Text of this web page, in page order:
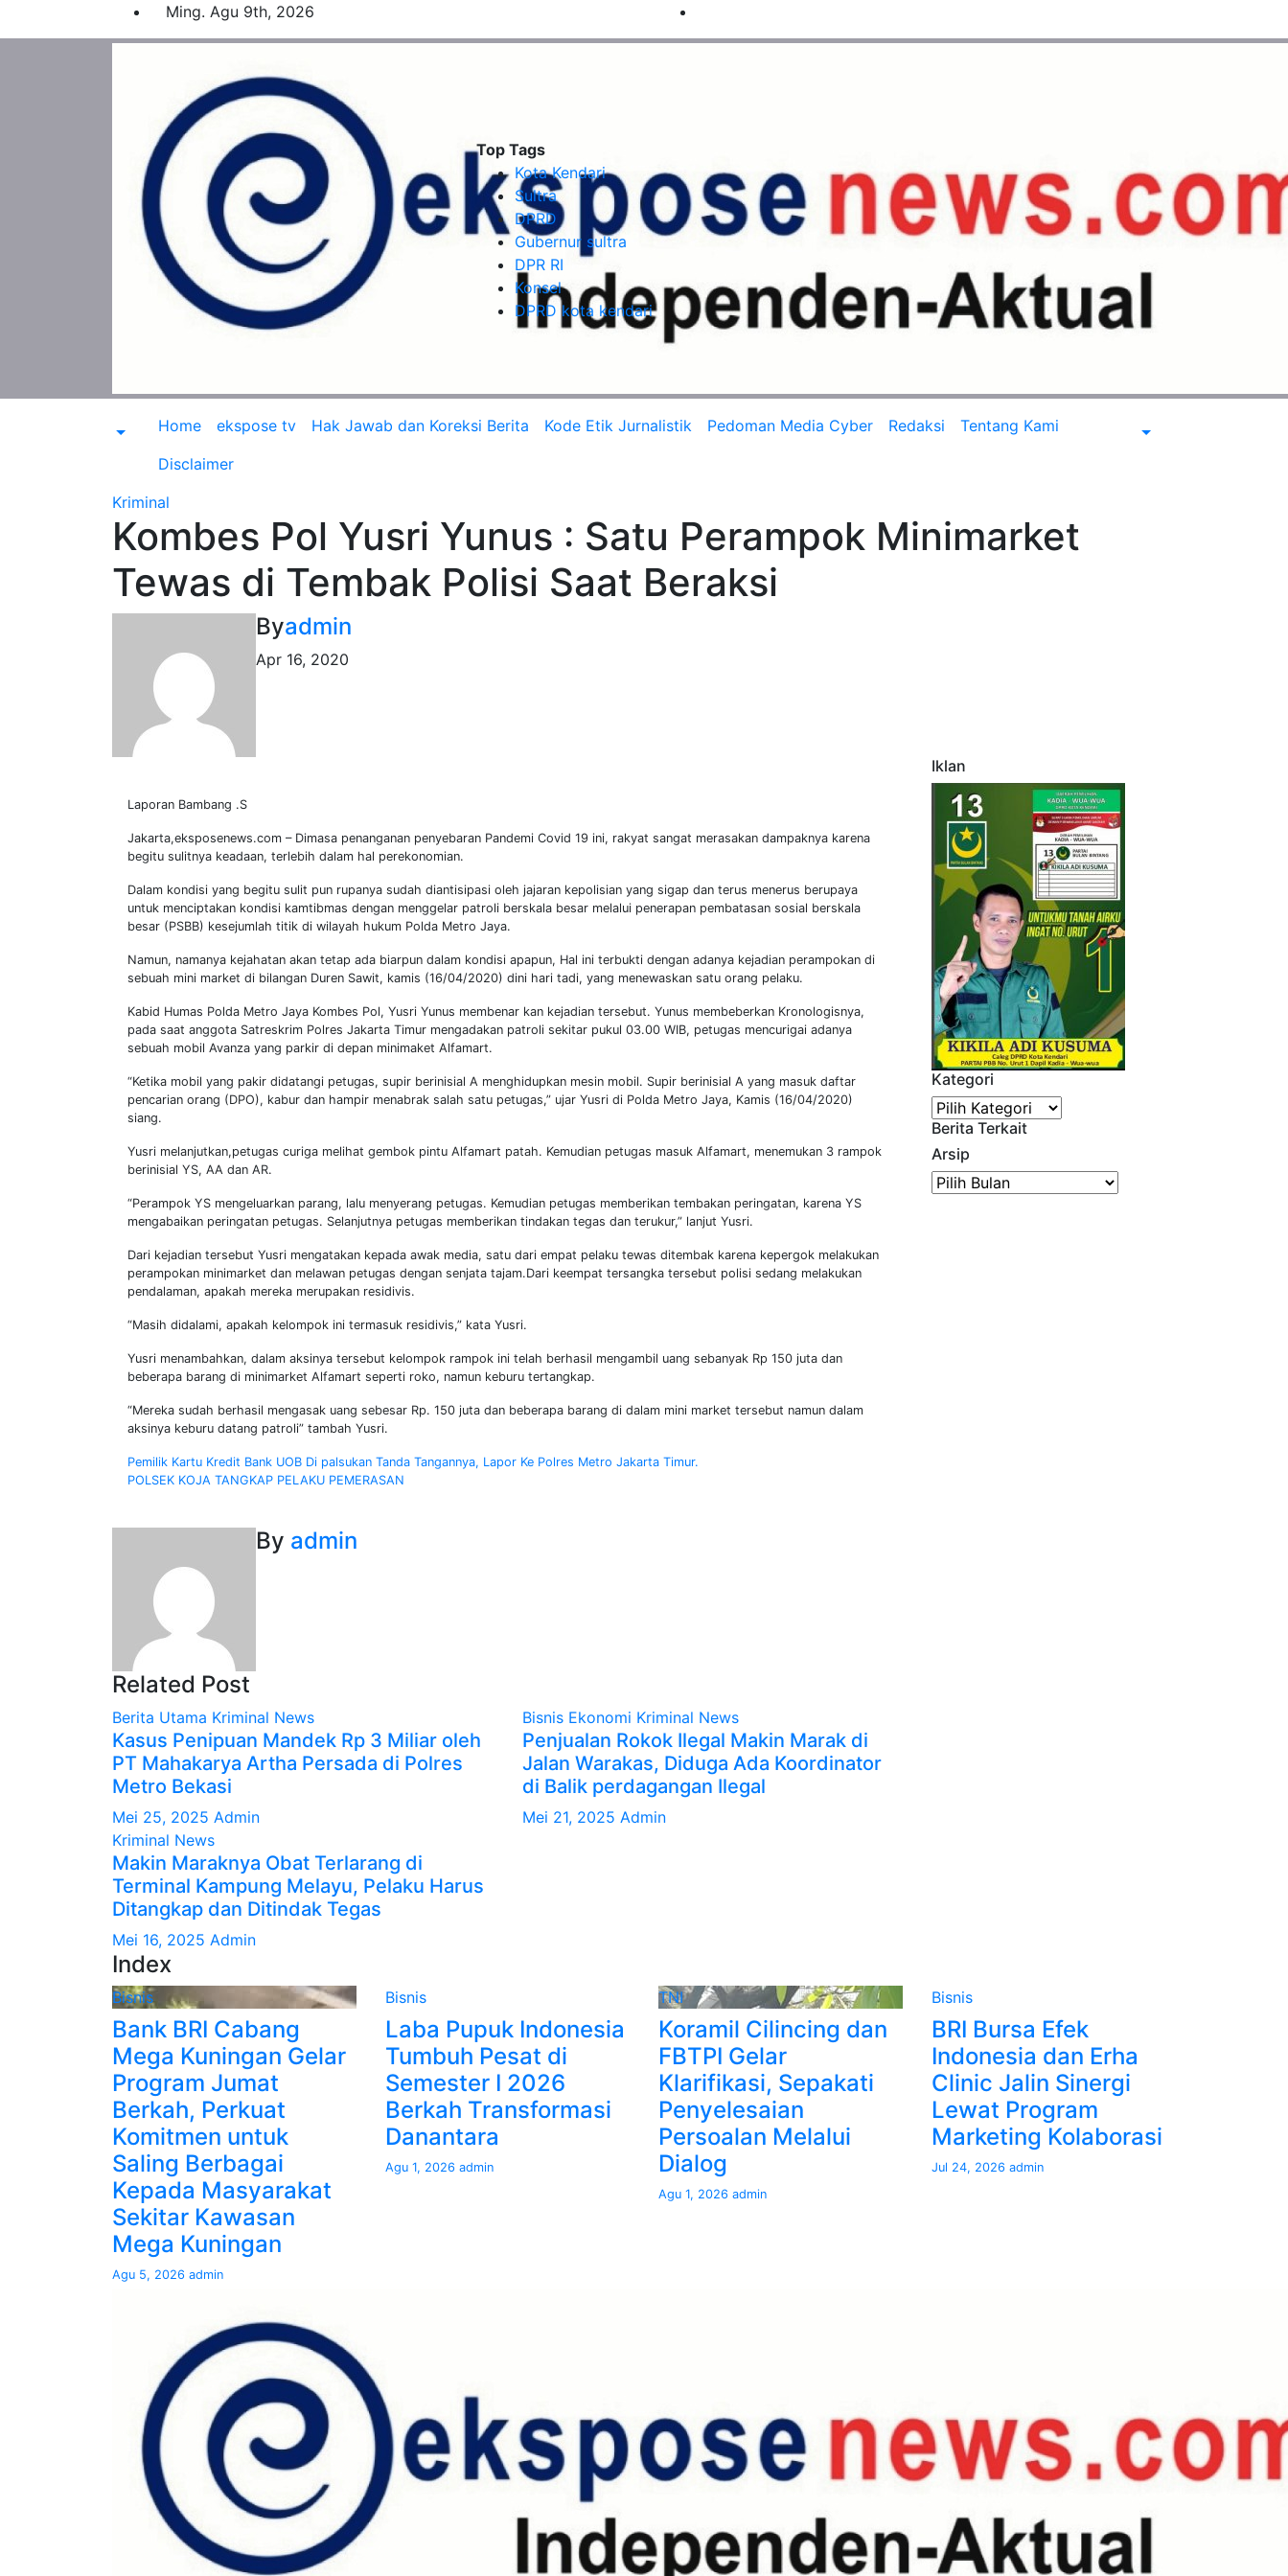
to
Ming. Agu 9th, 2026
Top Tags
Kota Kendari
Sultra
DPRD
Gubernur sultra
DPR RI
Konsel
DPRD kota kendari
Home ekspose tv Hak Jawab dan Koreksi Berita Kode Etik Jurnalistik Pedoman Media Cyber Redaksi
Tentang Kami
Disclaimer
Kriminal
Kombes Pol Yusri Yunus : Satu Perampok Minimarket
Tewas di Tembak Polisi Saat Beraksi
Byadmin
Apr 16, 2020
Laporan Bambang .S
Jakarta,eksposenews.com – Dimasa penanganan penyebaran Pandemi Covid 19 ini, rakyat sangat merasakan dampaknya karena
begitu sulitnya keadaan, terlebih dalam hal perekonomian.
Dalam kondisi yang begitu sulit pun rupanya sudah diantisipasi oleh jajaran kepolisian yang sigap dan terus menerus berupaya
untuk menciptakan kondisi kamtibmas dengan menggelar patroli berskala besar melalui penerapan pembatasan sosial berskala
besar (PSBB) kesejumlah titik di wilayah hukum Polda Metro Jaya.
Namun, namanya kejahatan akan tetap ada biarpun dalam kondisi apapun, Hal ini terbukti dengan adanya kejadian perampokan di
sebuah mini market di bilangan Duren Sawit, kamis (16/04/2020) dini hari tadi, yang menewaskan satu orang pelaku.
Kabid Humas Polda Metro Jaya Kombes Pol, Yusri Yunus membenar kan kejadian tersebut. Yunus membeberkan Kronologisnya,
pada saat anggota Satreskrim Polres Jakarta Timur mengadakan patroli sekitar pukul 03.00 WIB, petugas mencurigai adanya
sebuah mobil Avanza yang parkir di depan minimaket Alfamart.
“Ketika mobil yang pakir didatangi petugas, supir berinisial A menghidupkan mesin mobil. Supir berinisial A yang masuk daftar
pencarian orang (DPO), kabur dan hampir menabrak salah satu petugas,” ujar Yusri di Polda Metro Jaya, Kamis (16/04/2020)
siang.
Yusri melanjutkan,petugas curiga melihat gembok pintu Alfamart patah. Kemudian petugas masuk Alfamart, menemukan 3 rampok
berinisial YS, AA dan AR.
“Perampok YS mengeluarkan parang, lalu menyerang petugas. Kemudian petugas memberikan tembakan peringatan, karena YS
mengabaikan peringatan petugas. Selanjutnya petugas memberikan tindakan tegas dan terukur,” lanjut Yusri.
Dari kejadian tersebut Yusri mengatakan kepada awak media, satu dari empat pelaku tewas ditembak karena kepergok melakukan
perampokan minimarket dan melawan petugas dengan senjata tajam.Dari keempat tersangka tersebut polisi sedang melakukan
pendalaman, apakah mereka merupakan residivis.
“Masih didalami, apakah kelompok ini termasuk residivis,” kata Yusri.
Yusri menambahkan, dalam aksinya tersebut kelompok rampok ini telah berhasil mengambil uang sebanyak Rp 150 juta dan
beberapa barang di minimarket Alfamart seperti roko, namun keburu tertangkap.
“Mereka sudah berhasil mengasak uang sebesar Rp. 150 juta dan beberapa barang di dalam mini market tersebut namun dalam
aksinya keburu datang patroli” tambah Yusri.
Navigasi
Pemilik Kartu Kredit Bank UOB Di palsukan Tanda Tangannya, Lapor Ke Polres Metro Jakarta Timur.
POLSEK KOJA TANGKAP PELAKU PEMERASAN
By admin
Related Post
Berita Utama Kriminal News
Kasus Penipuan Mandek Rp 3 Miliar oleh
PT Mahakarya Artha Persada di Polres
Metro Bekasi
Mei 25, 2025 Admin
Bisnis Ekonomi Kriminal News
Penjualan Rokok Ilegal Makin Marak di
Jalan Warakas, Diduga Ada Koordinator
di Balik perdagangan Ilegal
Mei 21, 2025 Admin
Kriminal News
Makin Maraknya Obat Terlarang di
Terminal Kampung Melayu, Pelaku Harus
Ditangkap dan Ditindak Tegas
Mei 16, 2025 Admin
Iklan
Kategori
Kategori
Berita Terkait
Arsip
Arsip
Index
Bisnis
Bank BRI Cabang
Mega Kuningan Gelar
Program Jumat
Berkah, Perkuat
Komitmen untuk
Saling Berbagai
Kepada Masyarakat
Sekitar Kawasan
Mega Kuningan
Agu 5, 2026 admin
Bisnis
Laba Pupuk Indonesia
Tumbuh Pesat di
Semester I 2026
Berkah Transformasi
Danantara
Agu 1, 2026 admin
TNI
Koramil Cilincing dan
FBTPI Gelar
Klarifikasi, Sepakati
Penyelesaian
Persoalan Melalui
Dialog
Agu 1, 2026 admin
Bisnis
BRI Bursa Efek
Indonesia dan Erha
Clinic Jalin Sinergi
Lewat Program
Marketing Kolaborasi
Jul 24, 2026 admin